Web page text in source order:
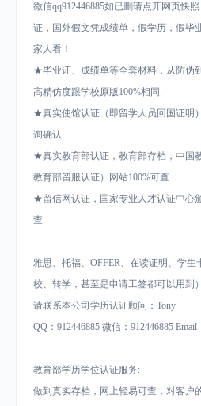
微信qq912446885如已删请点开网页快
证，国外假文凭成绩单，假学历，假毕
家人看！
★毕业证、成绩单等全套材料，从防伪
高精仿度跟学校原版100%相同.
★真实使馆认证（即留学人员回国证明
询确认
★真实教育部认证，教育部存档，中国
教育部留服认证）网站100%可查.
★留信网认证，国家专业人才认证中心
查.
雅思、托福、OFFER、在读证明、学
校、转学，甚至是申请工签都可以用到）
请联系本公司学历认证顾问：Tony
QQ：912446885 微信：912446885 Email
教育部学历学位认证服务:
做到真实存档，网上轻易可查，对客户